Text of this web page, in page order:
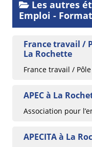
Les autres
Emploi -
France travail /
La Rochette
France travail /
APEC à La
Association pour
APECITA à La